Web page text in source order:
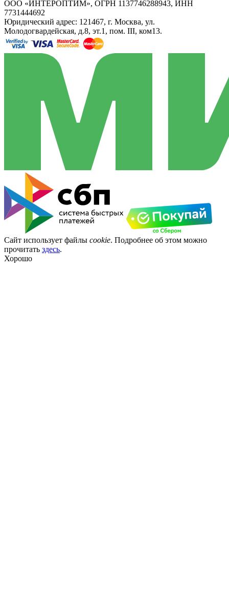
ООО «ИНТЕРОПТИМ», ОГРН 1137746288943, ИНН
7731444692
Юридический адрес: 121467, г. Москва, ул.
Молодогвардейская, д.8, эт.1, пом. III, ком13.
Сайт использует файлы cookie. Подробнее об этом можно
прочитать здесь.
Хорошо